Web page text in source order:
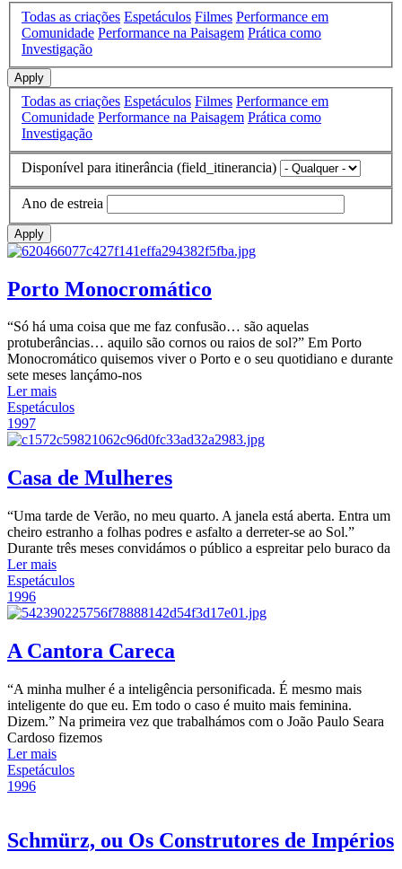
Todas as criações Espetáculos Filmes Performance em
Comunidade Performance na Paisagem Prática como
Investigação
Apply
Todas as criações Espetáculos Filmes Performance em
Comunidade Performance na Paisagem Prática como
Investigação
Disponível para itinerância (field_itinerancia)
Ano de estreia
Apply
Porto Monocromático
“Só há uma coisa que me faz confusão… são aquelas
protuberâncias… aquilo são cornos ou raios de sol?” Em Porto
Monocromático quisemos viver o Porto e o seu quotidiano e durante
sete meses lançámo-nos
Ler mais
Espetáculos
1997
Casa de Mulheres
“Uma tarde de Verão, no meu quarto. A janela está aberta. Entra um
cheiro estranho a folhas podres e asfalto a derreter-se ao Sol.”
Durante três meses convidámos o público a espreitar pelo buraco da
Ler mais
Espetáculos
1996
A Cantora Careca
“A minha mulher é a inteligência personificada. É mesmo mais
inteligente do que eu. Em todo o caso é muito mais feminina.
Dizem.” Na primeira vez que trabalhámos com o João Paulo Seara
Cardoso fizemos
Ler mais
Espetáculos
1996
Schmürz, ou Os Construtores de Impérios